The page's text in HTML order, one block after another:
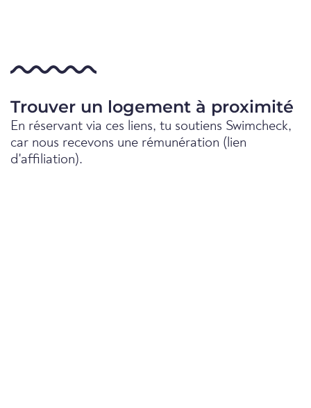
Trouver un logement à proximité
En réservant via ces liens, tu soutiens Swimcheck,
car nous recevons une rémunération (lien
d'affiliation).